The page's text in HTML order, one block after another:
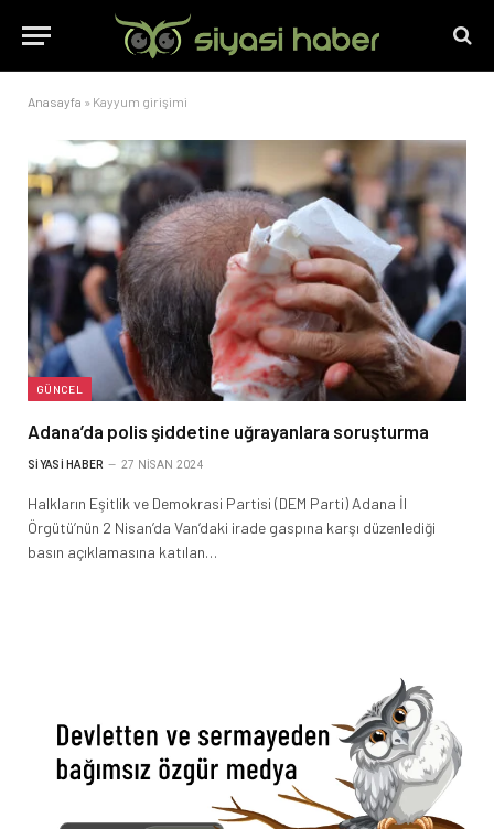
Anasayfa » Kayyum girişimi
GÜNCEL
Adana’da polis şiddetine uğrayanlara soruşturma
SIYASI HABER 27 NISAN 2024
Halkların Eşitlik ve Demokrasi Partisi (DEM Parti) Adana İl
Örgütü’nün 2 Nisan’da Van’daki irade gaspına karşı düzenlediği
basın açıklamasına katılan…